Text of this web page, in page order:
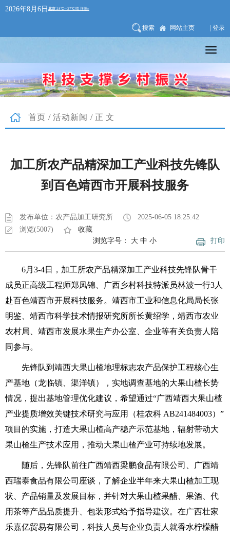
2026年8月6日
搜索 网站主页 | 登录
首页 / 活动新闻 /正文
加工所农产品精深加工产业科技先锋队
到百色靖西市开展科技服务
发布单位：农产品加工研究所
2025-06-05 18:25:42
浏览(5007)
收藏
打印
浏览字号： 大 中 小
6月 3-4日，加工所农产品精深加工产业科技先锋队骨干
成员正高级工程师郑凤锦、广西乡村科技特派员林波一行3人
赴百色靖西市开展科技服务。靖西市工业和信息化局局长张
明鉴、靖西市科学技术情报研究所所长黄绍学，靖西市农业
农村局、靖西市发展水果生产办公室、企业等有关负责人陪
同参与。
先锋队到靖西大果山楂地理标志农产品保护工程核心生
产基地（龙临镇、渠洋镇），实地调查基地的大果山楂长势
情况，提出基地管理优化建议，希望通过“广西靖西大果山楂
产业提质增效关键技术研究与应用（桂农科 AB241484003）”
项目的实施，打造大果山楂高产稳产示范基地，辐射带动大
果山楂生产技术应用，推动大果山楂产业可持续地发展。
随后，先锋队前往广西靖西梁鹏食品有限公司、广西靖
西瑞泰食品有限公司座谈，了解企业半年来大果山楂加工现
状、产品销量及发展目标，并针对大果山楂果醋、果酒、代
用茶等产品品质提升、包装形式给予指导建议。在广西壮家
乐嘉亿贸易有限公司，科技人员与企业负责人就香水柠檬醋